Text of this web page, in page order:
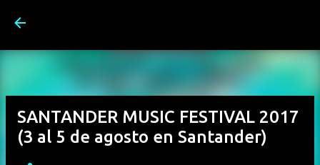
SANTANDER MUSIC FESTIVAL 2017
(3 al 5 de agosto en Santander)